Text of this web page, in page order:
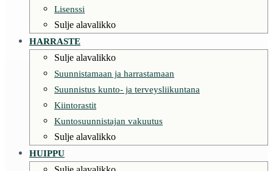
Lisenssi
Sulje alavalikko
HARRASTE
Sulje alavalikko
Suunnistamaan ja harrastamaan
Suunnistus kunto- ja terveysliikuntana
Kiintorastit
Kuntosuunnistajan vakuutus
Sulje alavalikko
HUIPPU